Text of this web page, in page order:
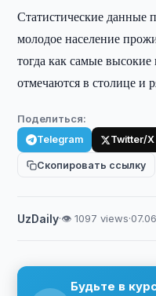
Статистические данные
молодое население
тогда как самые высокие
отмечаются в столице и
Поделиться:
Telegram Twitter/X
Скопировать ссылку
UzDaily·👁 1097 views·
Будьте в